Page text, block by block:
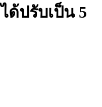
ด้ปรับเป็น 5